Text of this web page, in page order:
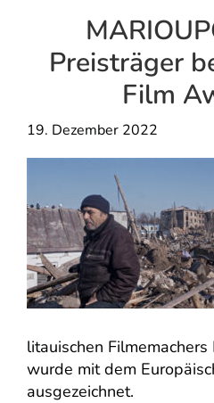
Preisträger
Film
19. Dezember 2022
litauischen
wurde mit dem
ausgezeichnet.